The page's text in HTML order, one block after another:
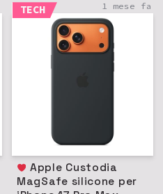
TECH 1 mese fa
Apple Custodia
MagSafe silicone per